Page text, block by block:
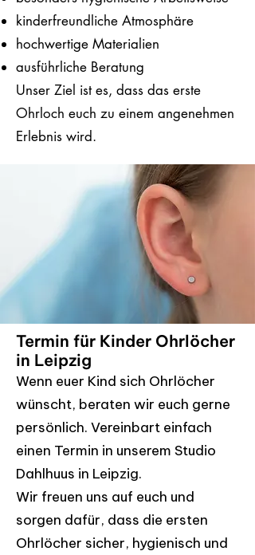
kinderfreundliche Atmosphäre
hochwertige Materialien
ausführliche Beratung
Unser Ziel ist es, dass das erste
Ohrloch euch zu einem angenehmen
Erlebnis wird.
Termin für Kinder Ohrlöcher
in Leipzig
Wenn euer Kind sich Ohrlöcher
wünscht, beraten wir euch gerne
persönlich. Vereinbart einfach
einen Termin in unserem Studio
Dahlhuus in Leipzig.
Wir freuen uns auf euch und
sorgen dafür, dass die ersten
Ohrlöcher sicher, hygienisch und